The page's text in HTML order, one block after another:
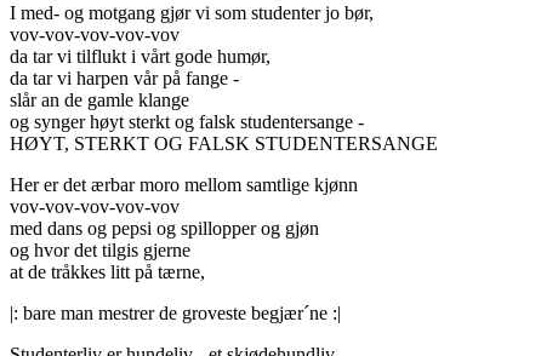
I med- og motgang gjør vi som studenter jo bør,
vov-vov-vov-vov-vov
da tar vi tilflukt i vårt gode humør,
da tar vi harpen vår på fange -
slår an de gamle klange
og synger høyt sterkt og falsk studentersange -
HØYT, STERKT OG FALSK STUDENTERSANGE
Her er det ærbar moro mellom samtlige kjønn
vov-vov-vov-vov-vov
med dans og pepsi og spillopper og gjøn
og hvor det tilgis gjerne
at de tråkkes litt på tærne,
|: bare man mestrer de groveste begjær´ne :|